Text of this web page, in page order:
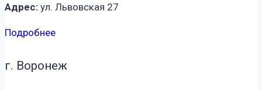
Адрес: ул. Львовская 27
Подробнее
г. Воронеж